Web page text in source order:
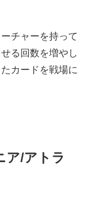
チャーを持って
る回数を増やし
カードを戦場に
ア/アトラ